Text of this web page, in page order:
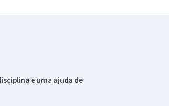
e uma ajuda de